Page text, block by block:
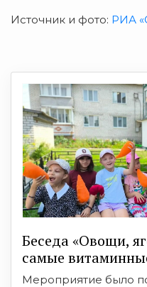
Источник и фото: РИА
Беседа «Овощи,
самые
Мероприятие было